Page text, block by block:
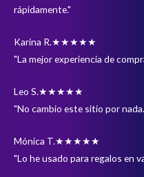
rápidamente."
Karina R.★★★★★
"La mejor experiencia de
Leo S.★★★★★
"No cambio este sitio por
Mónica T.★★★★★
"Lo he usado para regalos en